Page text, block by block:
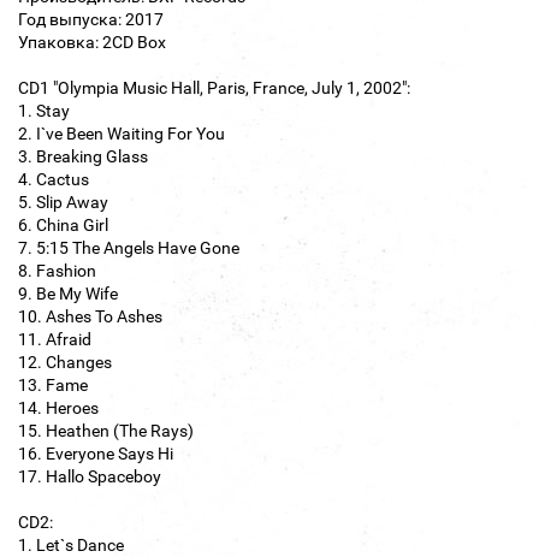
Год выпуска: 2017
Упаковка: 2CD Box
CD1 "Olympia Music Hall, Paris, France, July 1, 2002":
1. Stay
2. I`ve Been Waiting For You
3. Breaking Glass
4. Cactus
5. Slip Away
6. China Girl
7. 5:15 The Angels Have Gone
8. Fashion
9. Be My Wife
10. Ashes To Ashes
11. Afraid
12. Changes
13. Fame
14. Heroes
15. Heathen (The Rays)
16. Everyone Says Hi
17. Hallo Spaceboy
CD2:
1. Let`s Dance